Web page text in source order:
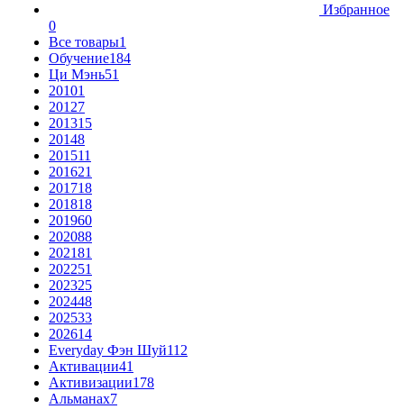
Избранное
0
Все товары1
Обучение184
Ци Мэнь51
20101
20127
201315
20148
201511
201621
201718
201818
201960
202088
202181
202251
202325
202448
202533
202614
Everyday Фэн Шуй112
Активации41
Активизации178
Альманах7